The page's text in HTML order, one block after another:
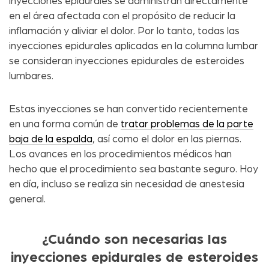
en el área afectada con el propósito de reducir la
inflamación y aliviar el dolor. Por lo tanto, todas las
inyecciones epidurales aplicadas en la columna lumbar
se consideran inyecciones epidurales de esteroides
lumbares.
Estas inyecciones se han convertido recientemente
en una forma común de tratar problemas de la parte
baja de la espalda, así como el dolor en las piernas.
Los avances en los procedimientos médicos han
hecho que el procedimiento sea bastante seguro. Hoy
en día, incluso se realiza sin necesidad de anestesia
general.
¿Cuándo son necesarias las
inyecciones epidurales de esteroides